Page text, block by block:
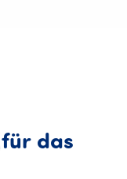
für das